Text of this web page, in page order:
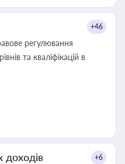
+46
регулювання
та кваліфікацій в
доходів +6